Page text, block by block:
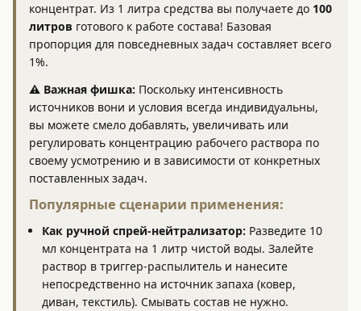
концентрат. Из 1 литра средства вы получаете до 100
литров готового к работе состава! Базовая
пропорция для повседневных задач составляет всего
1%.
⚠️ Важная фишка: Поскольку интенсивность
источников вони и условия всегда индивидуальны,
вы можете смело добавлять, увеличивать или
регулировать концентрацию рабочего раствора по
своему усмотрению и в зависимости от конкретных
поставленных задач.
Популярные сценарии применения:
Как ручной спрей-нейтрализатор: Разведите 10
мл концентрата на 1 литр чистой воды. Залейте
раствор в триггер-распылитель и нанесите
непосредственно на источник запаха (ковер,
диван, текстиль). Смывать состав не нужно.